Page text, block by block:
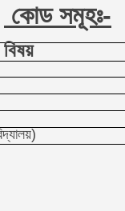
কোড সমূহঃ-